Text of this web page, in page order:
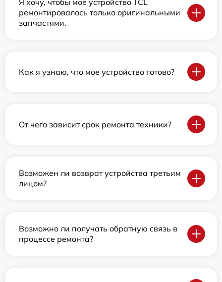
Я хочу, чтобы мое устройство TCL
ремонтировалось только оригинальными
запчастями.
Как я узнаю, что мое устройство готово?
От чего зависит срок ремонта техники?
Возможен ли возврат устройства третьим
лицом?
Возможно ли получать обратную связь в
процессе ремонта?